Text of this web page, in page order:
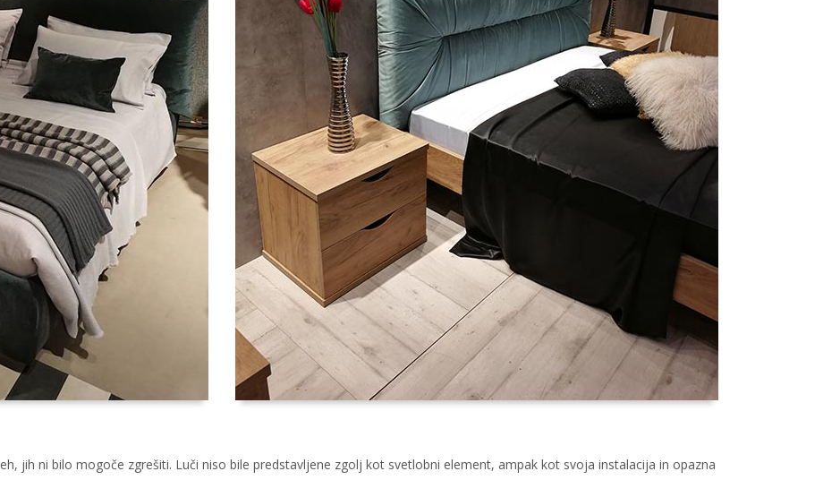
jih ni bilo mogoče zgrešiti. Luči niso bile predstavljene zgolj kot svetlobni element, ampak kot svoja instalacija in opazna